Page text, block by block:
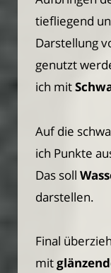
tiefliegend
Darstellung
genutzt
ich mit
Auf die
ich Punkte
Das soll
darstellen.
Final
mit